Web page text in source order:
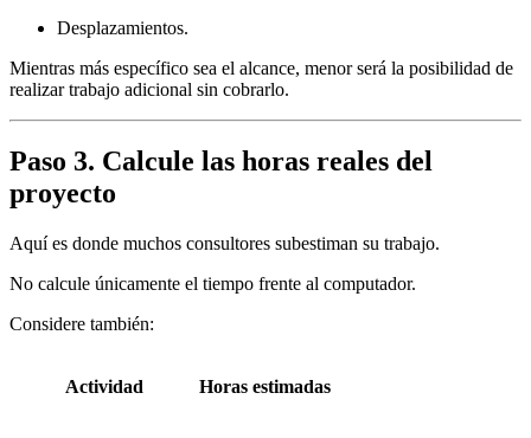
Desplazamientos.
Mientras más específico sea el alcance, menor será la posibilidad de
realizar trabajo adicional sin cobrarlo.
Paso 3. Calcule las horas reales del
proyecto
Aquí es donde muchos consultores subestiman su trabajo.
No calcule únicamente el tiempo frente al computador.
Considere también:
Actividad Horas estimadas